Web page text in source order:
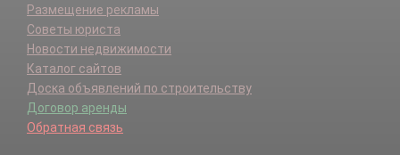
Размещение рекламы
Советы юриста
Новости недвижимости
Каталог сайтов
Доска объявлений по строительству
Договор аренды
Обратная связь